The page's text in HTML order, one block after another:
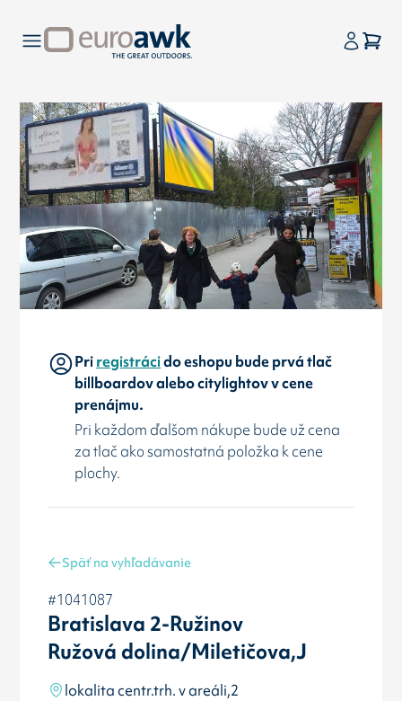
Priregistrácido eshopu bude prvá tlač
billboardov alebo citylightov v cene
prenájmu.
Pri každom ďalšom nákupe bude už cena
za tlač ako samostatná položka k cene
plochy.
Späť na vyhľadávanie
#1041087
Bratislava 2-Ružinov
Ružová dolina/Miletičova,J
lokalita centr.trh. v areáli,2